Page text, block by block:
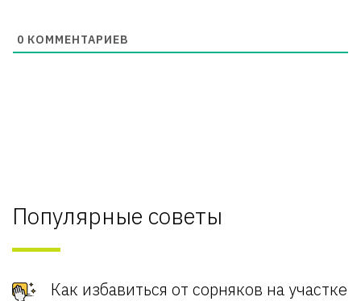
0 КОММЕНТАРИЕВ
Популярные советы
Как избавиться от сорняков на участке